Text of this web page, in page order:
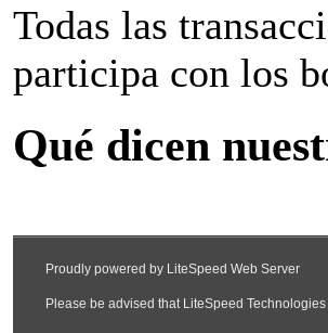
Todas las
participa con los
Qué dicen